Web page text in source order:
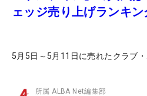
ェッジ売り上げランキン
5月5日～5月11日に売れたクラブ・
所属ALBA Net編集部